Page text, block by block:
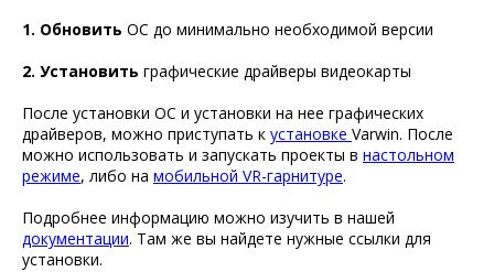
1. Обновить ОС до минимально необходимой версии
2. Установить графические драйверы видеокарты
После установки ОС и установки на нее графических
драйверов, можно приступать к установке Varwin. После
можно использовать и запускать проекты в настольном
режиме, либо на мобильной VR-гарнитуре.
Подробнее информацию можно изучить в нашей
документации. Там же вы найдете нужные ссылки для
установки.